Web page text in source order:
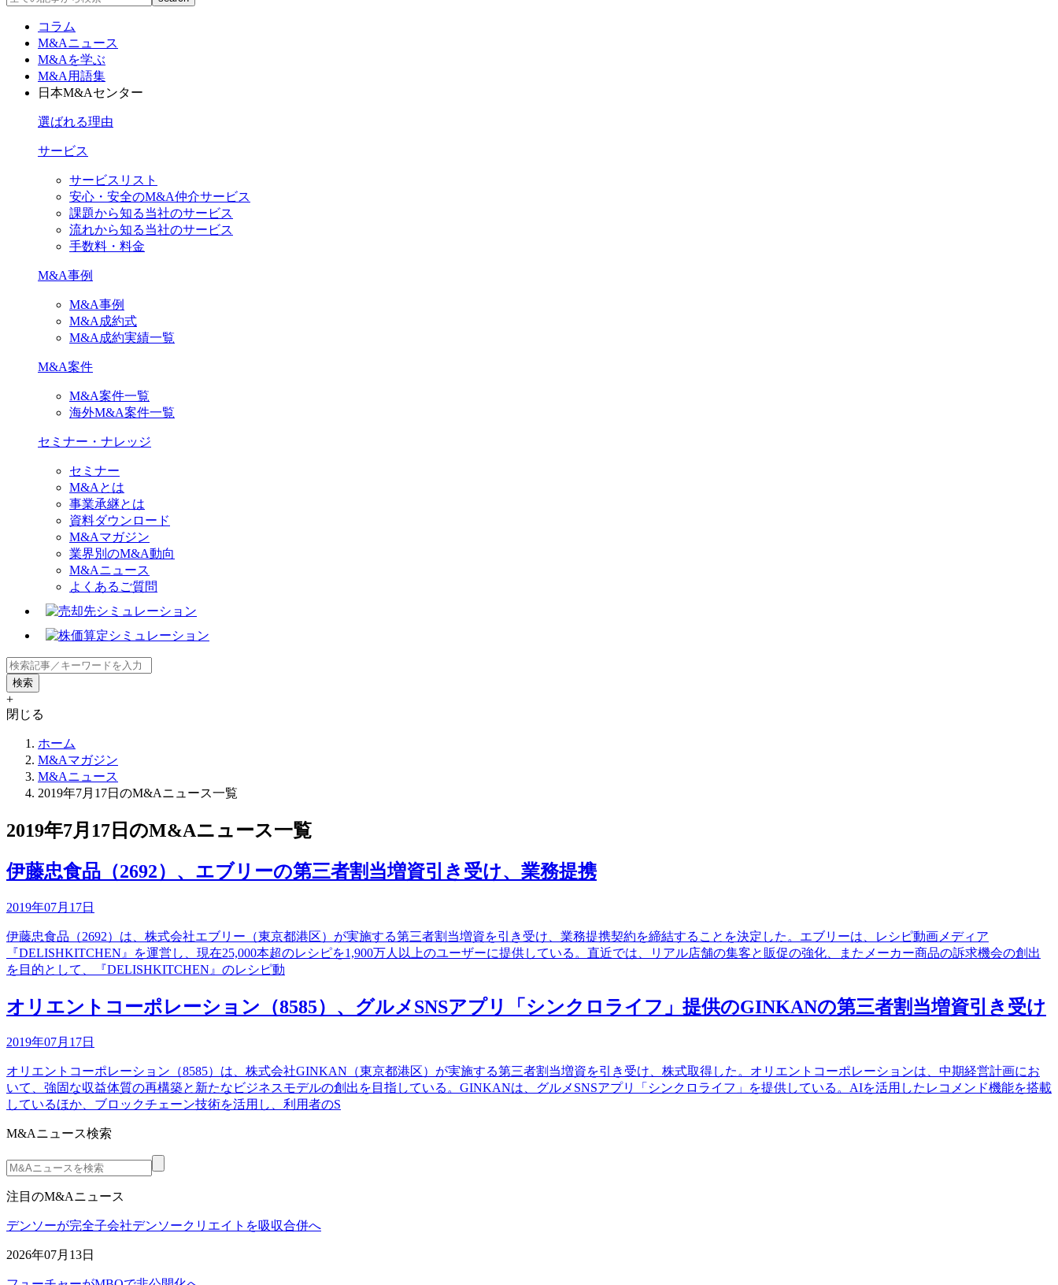
コラム
M&Aニュース
M&Aを学ぶ
M&A用語集
日本M&Aセンター
選ばれる理由
サービス
サービスリスト
安心・安全のM&A仲介サービス
課題から知る当社のサービス
流れから知る当社のサービス
手数料・料金
M&A事例
M&A事例
M&A成約式
M&A成約実績一覧
M&A案件
M&A案件一覧
海外M&A案件一覧
セミナー・ナレッジ
セミナー
M&Aとは
事業承継とは
資料ダウンロード
M&Aマガジン
業界別のM&A動向
M&Aニュース
よくあるご質問
+
閉じる
ホーム
M&Aマガジン
M&Aニュース
2019年7月17日のM&Aニュース一覧
2019年7月17日のM&Aニュース一覧
伊藤忠食品（2692）、エブリーの第三者割当増資引き受け、業務提携
2019年07月17日
伊藤忠食品（2692）は、株式会社エブリー（東京都港区）が実施する第三者割当増資を引き受け、業務提携契約を締結することを決定した。エブリーは、レシピ動画メディア
『DELISHKITCHEN』を運営し、現在25,000本超のレシピを1,900万人以上のユーザーに提供している。直近では、リアル店舗の集客と販促の強化、またメーカー商品の訴求機会の創出
を目的として、『DELISHKITCHEN』のレシピ動
オリエントコーポレーション（8585）、グルメSNSアプリ「シンクロライフ」提供のGINKANの第三者割当増資引き受け
2019年07月17日
オリエントコーポレーション（8585）は、株式会社GINKAN（東京都港区）が実施する第三者割当増資を引き受け、株式取得した。オリエントコーポレーションは、中期経営計画にお
いて、強固な収益体質の再構築と新たなビジネスモデルの創出を目指している。GINKANは、グルメSNSアプリ「シンクロライフ」を提供している。AIを活用したレコメンド機能を搭載
しているほか、ブロックチェーン技術を活用し、利用者のS
M&Aニュース検索
注目のM&Aニュース
デンソーが完全子会社デンソークリエイトを吸収合併へ
2026年07月13日